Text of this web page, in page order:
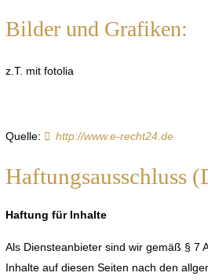
Bilder und Grafiken:
z.T. mit fotolia
Quelle: http://www.e-recht24.de
Haftungsausschluss
Haftung für Inhalte
Als Diensteanbieter sind wir gemäß § 7
Inhalte auf diesen Seiten nach den